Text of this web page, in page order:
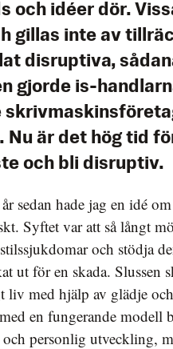
och idéer dör.
gillas inte av
disruptiva,
gjorde is-
Nu är det hög tid
och bli disruptiv.
sedan hade jag en idé
Syftet var att så långt
och stödja
ut för en skada. Slussen
med hjälp av glädje
en fungerande modell
och personlig utveckling,